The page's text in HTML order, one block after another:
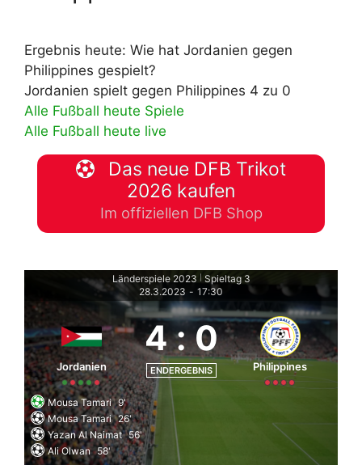
Ergebnis heute: Wie hat Jordanien gegen
Philippines gespielt?
Jordanien spielt gegen Philippines 4 zu 0
Alle Fußball heute Spiele
Alle Fußball heute live
Das neue DFB Trikot
2026 kaufen
Im offiziellen DFB Shop
Länderspiele 2023
Spieltag 3
28.3.2023 - 17:30
Jordanien
4 :0
ENDERGEBNIS Philippines
Mousa Tamari 9'
Mousa Tamari 26'
Yazan Al Naimat 56'
Ali Olwan 58'